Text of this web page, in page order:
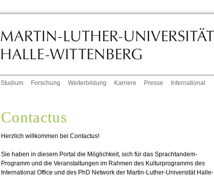
Studium Forschung Weiterbildung Karriere Presse International
Contactus
Herzlich willkommen bei Contactus!
Sie haben in diesem Portal die Möglichkeit, sich für das Sprachtandem-
Programm und die Veranstaltungen im Rahmen des Kulturprogramms des
International Office und des PhD Network der Martin-Luther-Universität Halle-